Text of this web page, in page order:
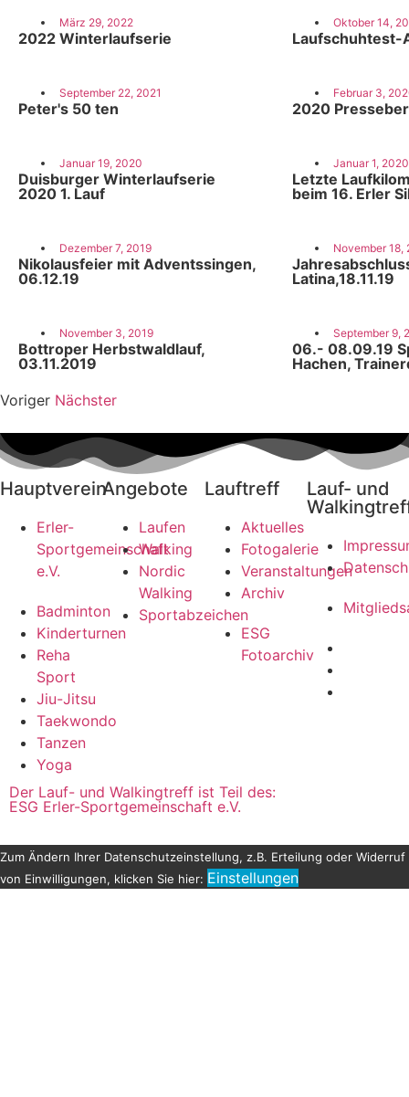
März 29, 2022
2022 Winterlaufserie
Oktober 14,
Laufschuhtest-
September 22, 2021
Peter's 50 ten
Februar 3,
2020
Januar 19, 2020
Duisburger Winterlaufserie
2020 1. Lauf
Januar 1, 2020
Letzte
beim 16. Erler
Dezember 7, 2019
Nikolausfeier mit Adventssingen,
06.12.19
November 18,
Latina,18.11.19
November 3, 2019
Bottroper Herbstwaldlauf,
03.11.2019
September 9,
06.- 08.09.19
Hachen,
Voriger Nächster
Hauptverein
Erler-
Sportgemeinschaft
e.V.
Badminton
Kinderturnen
Reha
Sport
Jiu-Jitsu
Taekwondo
Tanzen
Yoga
Angebote
Laufen
Walking
Nordic
Walking
Sportabzeichen
Lauftreff
Aktuelles
Fotogalerie
Veranstaltungen
Archiv
ESG
Fotoarchiv
Lauf- und
Der Lauf- und Walkingtreff ist Teil des:
ESG Erler-Sportgemeinschaft e.V.
Zum Ändern Ihrer Datenschutzeinstellung, z.B. Erteilung oder Widerruf
von Einwilligungen, klicken Sie hier: Einstellungen